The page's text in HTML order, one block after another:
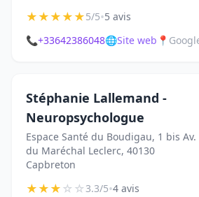
★★★★★5/5•5 avis
📞+33642386048🌐Site web 📍
Stéphanie Lallemand -
Neuropsychologue
Espace Santé du Boudigau, 1 bis Av.
du Maréchal Leclerc, 40130
Capbreton
★★★☆☆3.3/5•4 avis